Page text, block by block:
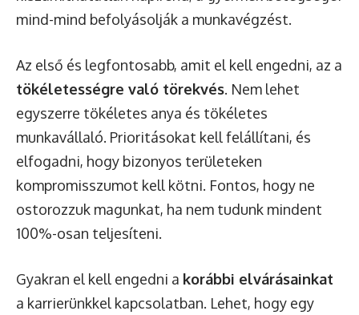
mind-mind befolyásolják a munkavégzést.
Az első és legfontosabb, amit el kell engedni, az a
tökéletességre való törekvés. Nem lehet
egyszerre tökéletes anya és tökéletes
munkavállaló. Prioritásokat kell felállítani, és
elfogadni, hogy bizonyos területeken
kompromisszumot kell kötni. Fontos, hogy ne
ostorozzuk magunkat, ha nem tudunk mindent
100%-osan teljesíteni.
Gyakran el kell engedni a korábbi elvárásainkat
a karrierünkkel kapcsolatban. Lehet, hogy egy